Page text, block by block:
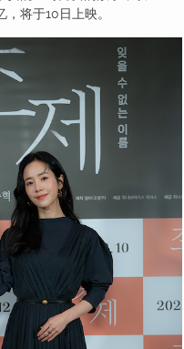
将于10日上映。